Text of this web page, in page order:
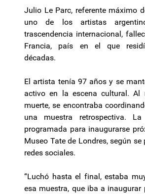
Julio Le Parc, referente máximo
uno de los artistas
trascendencia internacional,
Francia, país en el que
décadas.
El artista tenía 97 años y se
activo en la escena cultural. Al
muerte, se encontraba
una muestra retrospectiva.
programada para inaugurarse
Museo Tate de Londres, según se
redes sociales.
“Luchó hasta el final, estaba
esa muestra, que iba a inaugurar